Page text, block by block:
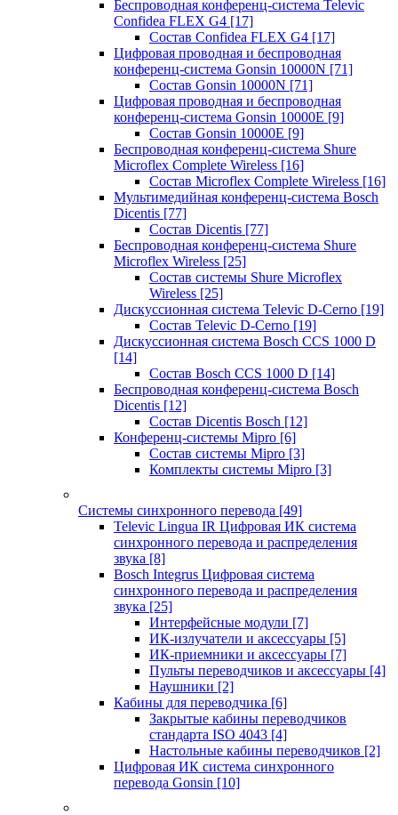
Беспроводная конференц-система Televic
Confidea FLEX G4 [17]
Состав Confidea FLEX G4 [17]
Цифровая проводная и беспроводная
конференц-система Gonsin 10000N [71]
Состав Gonsin 10000N [71]
Цифровая проводная и беспроводная
конференц-система Gonsin 10000E [9]
Состав Gonsin 10000E [9]
Беспроводная конференц-система Shure
Microflex Complete Wireless [16]
Состав Microflex Complete Wireless [16]
Мультимедийная конференц-система Bosch
Dicentis [77]
Состав Dicentis [77]
Беспроводная конференц-система Shure
Microflex Wireless [25]
Состав системы Shure Microflex
Wireless [25]
Дискуссионная система Televic D-Cerno [19]
Состав Televic D-Cerno [19]
Дискуссионная система Bosch CCS 1000 D
[14]
Состав Bosch CCS 1000 D [14]
Беспроводная конференц-система Bosch
Dicentis [12]
Состав Dicentis Bosch [12]
Конференц-системы Mipro [6]
Состав системы Mipro [3]
Комплекты системы Mipro [3]
Системы синхронного перевода [49]
Televic Lingua IR Цифровая ИК система
синхронного перевода и распределения
звука [8]
Bosch Integrus Цифровая система
синхронного перевода и распределения
звука [25]
Интерфейсные модули [7]
ИК-излучатели и аксессуары [5]
ИК-приемники и аксессуары [7]
Пульты переводчиков и аксессуары [4]
Наушники [2]
Кабины для переводчика [6]
Закрытые кабины переводчиков
стандарта ISO 4043 [4]
Настольные кабины переводчиков [2]
Цифровая ИК система синхронного
перевода Gonsin [10]